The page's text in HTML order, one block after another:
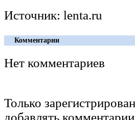
Источник: lenta.ru
Комментарии
Нет комментариев
Только